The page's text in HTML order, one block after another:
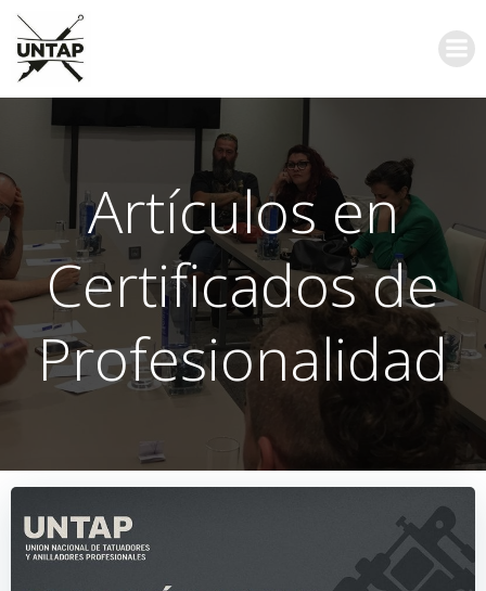
Artículos en
Certificados de
Profesionalidad